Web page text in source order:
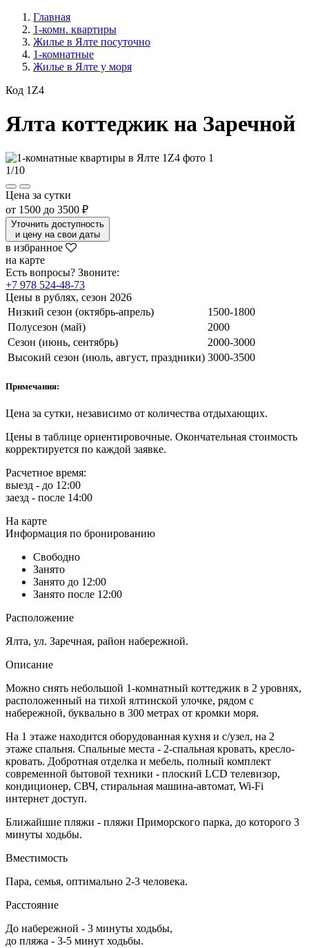
Главная
1-комн. квартиры
Жилье в Ялте посуточно
1-комнатные
Жилье в Ялте у моря
Код 1Z4
Ялта коттеджик на Заречной
1/10
Цена за сутки
от 1500 до 3500 ₽
Уточнить доступность
и цену на свои даты
в избранное
на карте
Есть вопросы? Звоните:
+7 978 524-48-73
Цены в рублях, сезон 2026
Низкий сезон (октябрь-апрель)
1500-1800
Полусезон (май)
2000
Сезон (июнь, сентябрь)
2000-3000
Высокий сезон (июль, август, праздники) 3000-3500
Примечания:
Цена за сутки, независимо от количества отдыхающих.
Цены в таблице ориентировочные. Окончательная стоимость
корректируется по каждой заявке.
Расчетное время:
выезд - до 12:00
заезд - после 14:00
На карте
Информация по бронированию
Свободно
Занято
Занято до 12:00
Занято после 12:00
Расположение
Ялта, ул. Заречная, район набережной.
Описание
Можно снять небольшой 1-комнатный коттеджик в 2 уровнях,
расположенный на тихой ялтинской улочке, рядом с
набережной, буквально в 300 метрах от кромки моря.
На 1 этаже находится оборудованная кухня и с/узел, на 2
этаже спальня. Спальные места - 2-спальная кровать, кресло-
кровать. Добротная отделка и мебель, полный комплект
современной бытовой техники - плоский LCD телевизор,
кондиционер, СВЧ, стиральная машина-автомат, Wi-Fi
интернет доступ.
Ближайшие пляжи - пляжи Приморского парка, до которого 3
минуты ходьбы.
Вместимость
Пара, семья, оптимально 2-3 человека.
Расстояние
До набережной - 3 минуты ходьбы,
до пляжа - 3-5 минут ходьбы.